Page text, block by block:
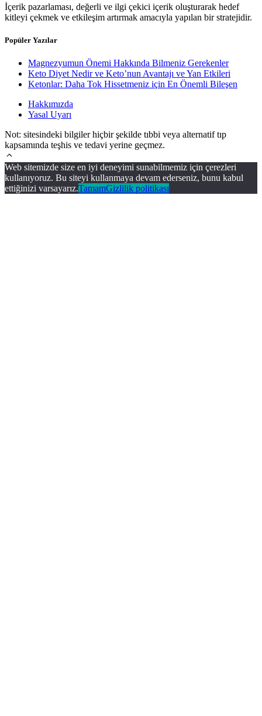
İçerik pazarlaması, değerli ve ilgi çekici içerik oluşturarak hedef
kitleyi çekmek ve etkileşim artırmak amacıyla yapılan bir stratejidir.
Popüler Yazılar
Magnezyumun Önemi Hakkında Bilmeniz Gerekenler
Keto Diyet Nedir ve Keto’nun Avantajı ve Yan Etkileri
Ketonlar: Daha Tok Hissetmeniz için En Önemli Bileşen
Hakkımızda
Yasal Uyarı
Not: sitesindeki bilgiler hiçbir şekilde tıbbi veya alternatif tıp
kapsamında teşhis ve tedavi yerine geçmez.
Web sitemizde size en iyi deneyimi sunabilmemiz için çerezleri
kullanıyoruz. Bu siteyi kullanmaya devam ederseniz, bunu kabul
ettiğinizi varsayarız.TamamGizlilik politikası